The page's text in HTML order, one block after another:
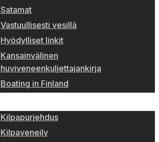
Satamat
Vastuullisesti vesillä
Hyödylliset linkit
Kansainvälinen
huviveneenkuljettajankirja
Boating in Finland
Kilpapurjehdus
Kilpaveneily